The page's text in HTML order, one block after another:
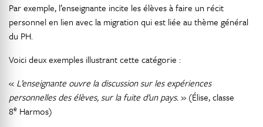
Par exemple, l’enseignante incite les élèves à faire un récit
personnel en lien avec la migration qui est liée au thème général
du PH.
Voici deux exemples illustrant cette catégorie :
« L’enseignante ouvre la discussion sur les expériences
personnelles des élèves, sur la fuite d’un pays.» (Élise, classe
8e Harmos)